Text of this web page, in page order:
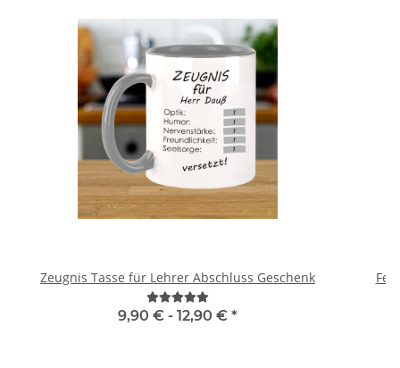
Zeugnis Tasse für Lehrer Abschluss Geschenk
9,90 € - 12,90 € *